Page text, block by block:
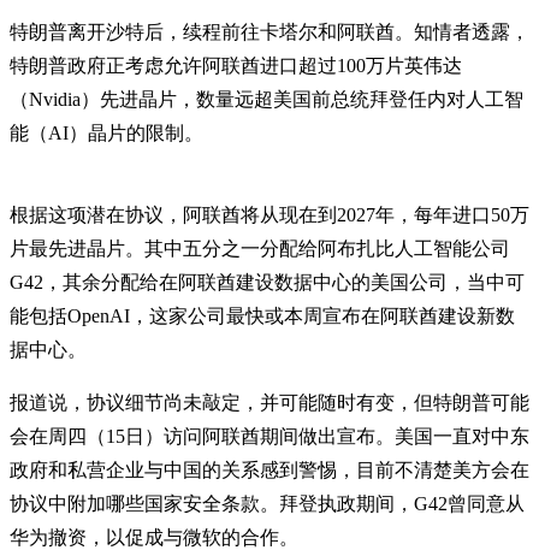
特朗普离开沙特后，续程前往卡塔尔和阿联酋。知情者透露，
特朗普政府正考虑允许阿联酋进口超过100万片英伟达
（Nvidia）先进晶片，数量远超美国前总统拜登任内对人工智
能（AI）晶片的限制。
根据这项潜在协议，阿联酋将从现在到2027年，每年进口50万
片最先进晶片。其中五分之一分配给阿布扎比人工智能公司
G42，其余分配给在阿联酋建设数据中心的美国公司，当中可
能包括OpenAI，这家公司最快或本周宣布在阿联酋建设新数
据中心。
报道说，协议细节尚未敲定，并可能随时有变，但特朗普可能
会在周四（15日）访问阿联酋期间做出宣布。美国一直对中东
政府和私营企业与中国的关系感到警惕，目前不清楚美方会在
协议中附加哪些国家安全条款。拜登执政期间，G42曾同意从
华为撤资，以促成与微软的合作。